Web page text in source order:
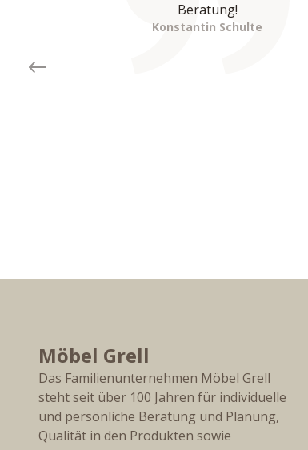
Beratung!
Konstantin Schulte
Möbel Grell
Das Familienunternehmen Möbel Grell
steht seit über 100 Jahren für individuelle
und persönliche Beratung und Planung,
Qualität in den Produkten sowie